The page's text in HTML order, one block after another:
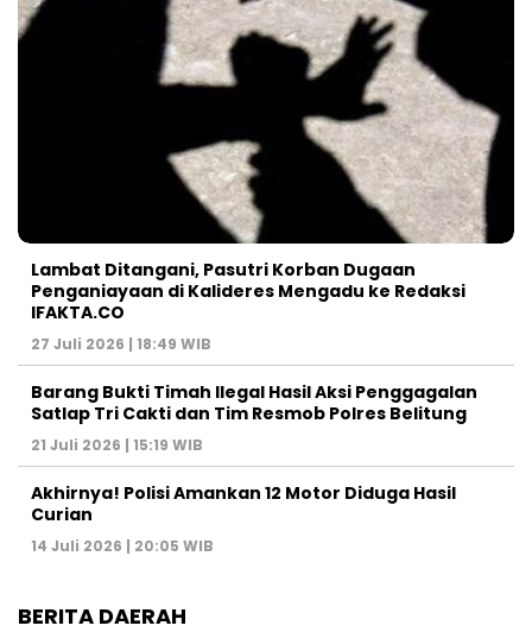
Lambat Ditangani, Pasutri Korban Dugaan
Penganiayaan di Kalideres Mengadu ke Redaksi
IFAKTA.CO
27 Juli 2026 | 18:49 WIB
Barang Bukti Timah Ilegal Hasil Aksi Penggagalan
Satlap Tri Cakti dan Tim Resmob Polres Belitung
21 Juli 2026 | 15:19 WIB
Akhirnya! Polisi Amankan 12 Motor Diduga Hasil
Curian
14 Juli 2026 | 20:05 WIB
BERITA DAERAH